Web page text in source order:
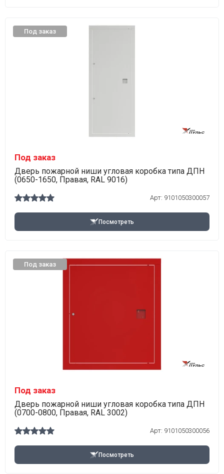
Под заказ
Под заказ
Дверь пожарной ниши угловая коробка типа ДПН
(0650-1650, Правая, RAL 9016)
Арт: 9101050300057
Посмотреть
Под заказ
Под заказ
Дверь пожарной ниши угловая коробка типа ДПН
(0700-0800, Правая, RAL 3002)
Арт: 9101050300056
Посмотреть